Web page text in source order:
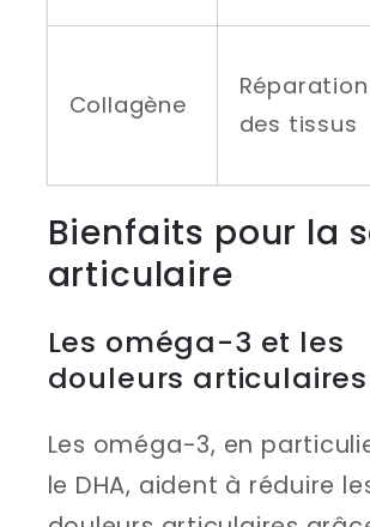
Collagène
Réparation
des tissus
Bienfaits pour la
articulaire
Les oméga-3 et les
douleurs articulaires
Les oméga-3, en
le DHA, aident à réduire